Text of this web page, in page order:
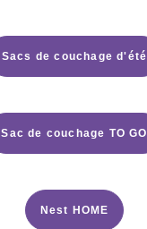
Sacs de couchage d'été
Sac de couchage TO GO
Nest HOME